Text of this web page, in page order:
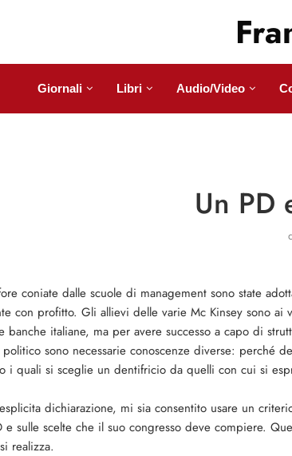
Giornali Libri Audio/Video
Un PD
coniate dalle scuole di management sono state
con profitto. Gli allievi delle varie Mc Kinsey sono ai
banche italiane, ma per avere successo a capo di
sono necessarie conoscenze diverse: perché
i quali si sceglie un dentifricio da quelli con cui si
dichiarazione, mi sia consentito usare un
e sulle scelte che il suo congresso deve compiere.
realizza.